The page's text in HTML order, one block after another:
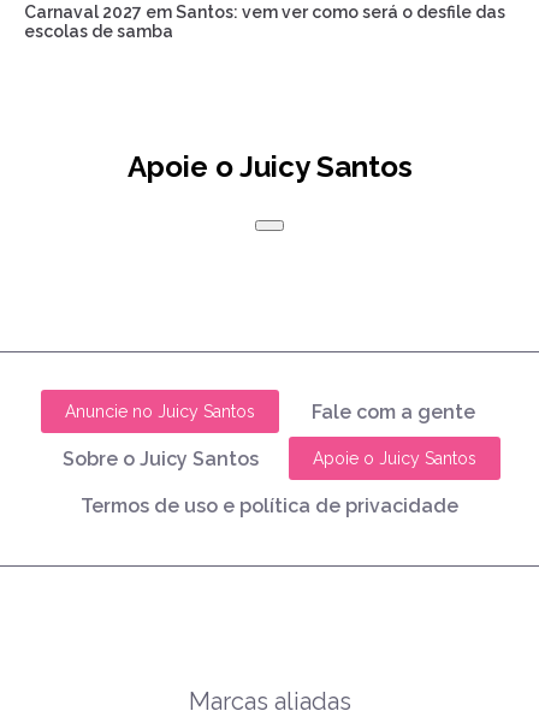
Carnaval 2027 em Santos: vem ver como será o desfile das
escolas de samba
Apoie o Juicy Santos
Anuncie no Juicy Santos Fale com a gente
Sobre o Juicy Santos Apoie o Juicy Santos
Termos de uso e política de privacidade
Marcas aliadas